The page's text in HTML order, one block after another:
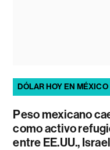
DÓLAR HOY EN MÉXICO
Peso mexicano
como activo
entre EE.UU.,